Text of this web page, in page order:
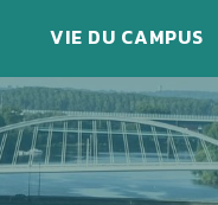
VIE DU CAMPUS